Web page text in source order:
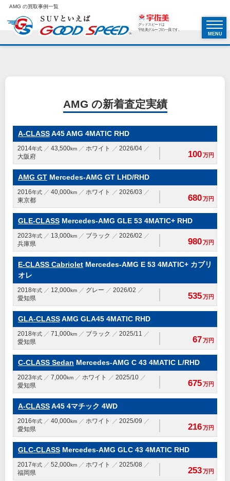
AMG の買取事例一覧
グッドスピードは
宇佐美グループの一員です。
MENU
AMG の新着査定実績
A-CLASSA45 AMG 4MATIC RHD
2014年式 43,500km ホワイト
2026/04
大阪府
100万円
AMG GT Mercedes-AMG GT LHD/RHD
2016年式 40,000km ホワイト
2026/03
東京都
680万円
GLE-CLASS Mercedes-AMG GLE 53 4MATIC+ RHD
2023年式 13,000km ブラック
2026/02
兵庫県
980万円
E-CLASS Cabriolet Mercedes-AMG E 53 4MATIC+ カブリ
オレ
2018年式 12,000km グレー
2026/02
愛知県
535万円
GLA-CLASSAMG GLA45 4MATIC RHD
2018年式 71,000km ブラック
2025/11
愛知県
67万円
C-CLASS Sedan Mercedes-AMG C 43 4MATIC L/RHD
2023年式 7,000km ホワイト
2025/10
愛知県
675万円
A-CLASSA45 4マチック 4WD
2016年式 40,000km ホワイト
2025/09
愛知県
216万円
GLC-CLASS Mercedes-AMG GLC 43 4MATIC RHD
2017年式 52,000km ホワイト
2025/08
福岡県
253万円